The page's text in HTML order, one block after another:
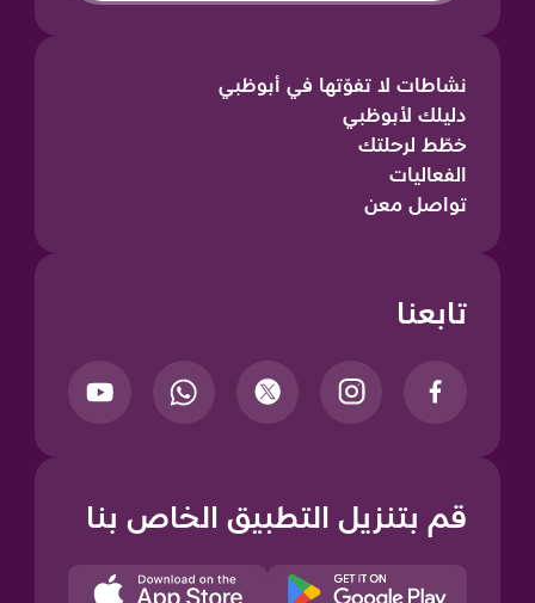
نشاطات لا تفوّتها في أبوظبي
دليلك لأبوظبي
خطّط لرحلتك
الفعاليات
تواصل معن
تابعنا
قم بتنزيل التطبيق الخاص بنا